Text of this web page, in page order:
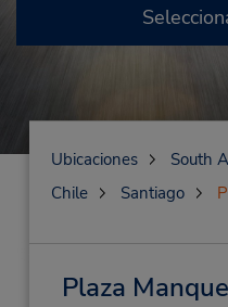
Ubicaciones
South
Chile
Santiago
Plaza